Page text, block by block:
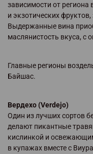
зависимости от
и экзотических
Выдержанные вина
маслянистость вкуса,
Главные регионы
Байшас.
Вердехо (Verdejo)
Один из лучших сортов
делают пикантные
кислинкой и
в купажах вместе с